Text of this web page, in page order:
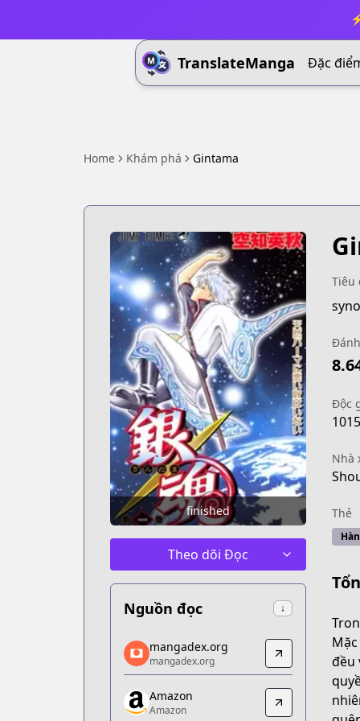
TranslateManga Đặc
Home Khám phá Gintama
finished
Theo dõi Đọc
Nguồn đọc ↓
mangadex.org
mangadex.org
https://mangadex.org/title/f65444dc-
Amazon
mangadex.org
mangadex.org
Amazon
Amazon
Tiêu
Độc
Nhà
Thẻ
đều